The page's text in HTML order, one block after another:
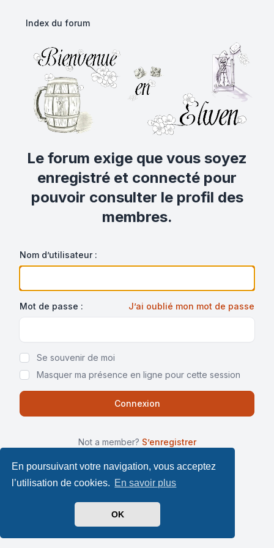
En poursuivant votre navigation, vous acceptez
l’utilisation de cookies. En savoir plus
OK
Index du forum
Le forum exige que vous soyez
enregistré et connecté pour
pouvoir consulter le profil des
membres.
Nom d’utilisateur :
Mot de passe : J’ai oublié mon mot de passe
Se souvenir de moi
Masquer ma présence en ligne pour cette session
Not a member? S’enregistrer